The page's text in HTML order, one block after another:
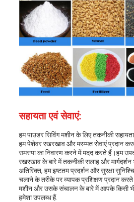
सहायता एवं सेवाएं:
हम पाउडर सिविंग मशीन के लिए तकनीकी
हम पेशेवर रखरखाव और मरम्मत सेवाएं प्रदान
समस्या का निवारण करने में मदद करते हैं।हम
रखरखाव के बारे में तकनीकी सलाह और
अतिरिक्त, हम इष्टतम प्रदर्शन और सुरक्षा
चलाने के तरीके पर व्यापक प्रशिक्षण प्रदान करते
मशीन और उसके संचालन के बारे में आपके किसी
हमेशा उपलब्ध हैं.